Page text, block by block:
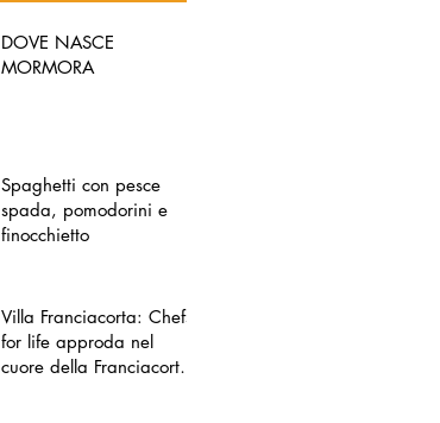
DOVE NASCE
MORMORA
Spaghetti con pesce
spada, pomodorini e
finocchietto
Villa Franciacorta: Chefs
for life approda nel
cuore della Franciacorta,